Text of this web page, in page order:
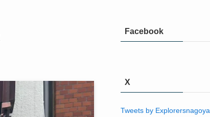
Facebook
X
Tweets by Explorersnagoya